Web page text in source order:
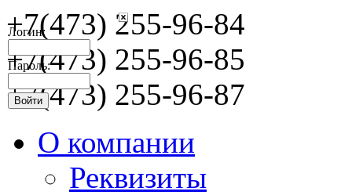
Логин:
Пароль:
+7(473) 255-96-84
+7(473) 255-96-85
+7(473) 255-96-87
О компании
Реквизиты